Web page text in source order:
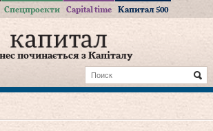
Спецпроекти Capital time Капитал 500
починається з Капіталу